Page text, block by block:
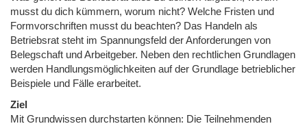
musst du dich kümmern, worum nicht? Welche Fristen und
Formvorschriften musst du beachten? Das Handeln als
Betriebsrat steht im Spannungsfeld der Anforderungen von
Belegschaft und Arbeitgeber. Neben den rechtlichen Grundlagen
werden Handlungsmöglichkeiten auf der Grundlage betrieblicher
Beispiele und Fälle erarbeitet.
Ziel
Mit Grundwissen durchstarten können: Die Teilnehmenden